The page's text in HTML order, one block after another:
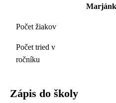
Počet žiakov
Počet tried v
ročníku
Zápis do školy